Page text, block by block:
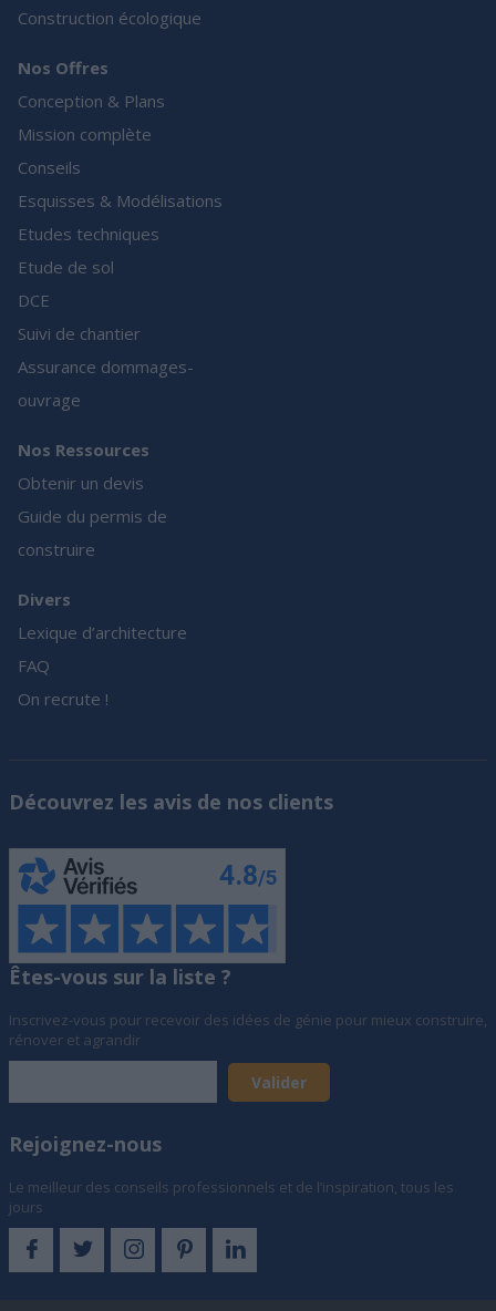
Construction écologique
Nos Offres
Conception & Plans
Mission complète
Conseils
Esquisses & Modélisations
Etudes techniques
Etude de sol
DCE
Suivi de chantier
Assurance dommages-
ouvrage
Nos Ressources
Obtenir un devis
Guide du permis de
construire
Divers
Lexique d’architecture
FAQ
On recrute !
Découvrez les avis de nos clients
Êtes-vous sur la liste ?
Inscrivez-vous pour recevoir des idées de génie pour mieux construire,
rénover et agrandir
Rejoignez-nous
Le meilleur des conseils professionnels et de l’inspiration, tous les
jours